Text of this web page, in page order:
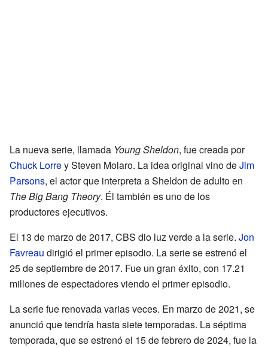
La nueva serie, llamada Young Sheldon, fue creada por
Chuck Lorrey Steven Molaro. La idea original vino deJim
Parsons, el actor que interpreta a Sheldon de adulto en
The Big Bang Theory. Él también es uno de los
productores ejecutivos.
El 13 de marzo de 2017, CBS dio luz verde a la serie. Jon
Favreau dirigió el primer episodio. La serie se estrenó el
25 de septiembre de 2017. Fue un gran éxito, con 17.21
millones de espectadores viendo el primer episodio.
La serie fue renovada varias veces. En marzo de 2021, se
anunció que tendría hasta siete temporadas. La séptima
temporada, que se estrenó el 15 de febrero de 2024, fue la